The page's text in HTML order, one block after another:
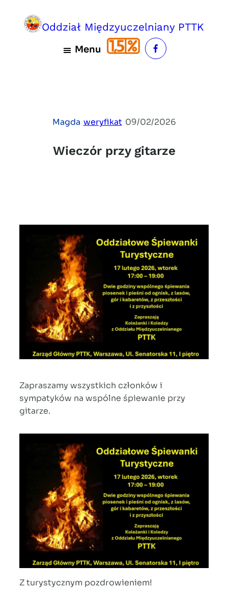
Oddział Międzyuczelniany PTTK
Menu
Magda weryfikat| 09/02/2026
Wieczór przy gitarze
Zapraszamy wszystkich członków i
sympatyków na wspólne śpiewanie przy
gitarze.
Z turystycznym pozdrowieniem!